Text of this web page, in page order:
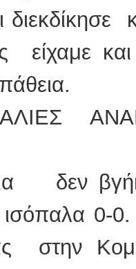
διεκδίκησε
είχαμε
δεν
0-
στην